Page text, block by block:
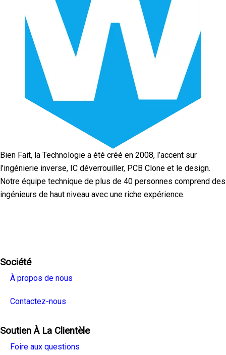
Bien Fait, la Technologie a été créé en 2008, l’accent sur
l’ingénierie inverse, IC déverrouiller, PCB Clone et le design.
Notre équipe technique de plus de 40 personnes comprend des
ingénieurs de haut niveau avec une riche expérience.
Société
À propos de nous
Contactez-nous
Soutien À La Clientèle
Foire aux questions